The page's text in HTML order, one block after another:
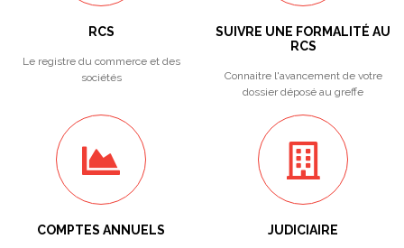
RCS
Le registre du commerce et des
sociétés
SUIVRE UNE FORMALITÉ AU
RCS
Connaitre l'avancement de votre
dossier déposé au greffe
COMPTES ANNUELS JUDICIAIRE